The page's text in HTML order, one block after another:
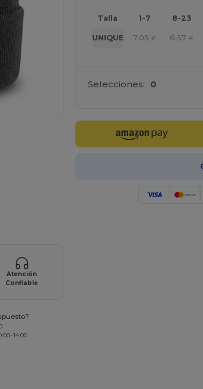
Atención
Confiable
Talla 1-7 8-23
UNIQUE 7.05 € 6.57 €
Selecciones: 0